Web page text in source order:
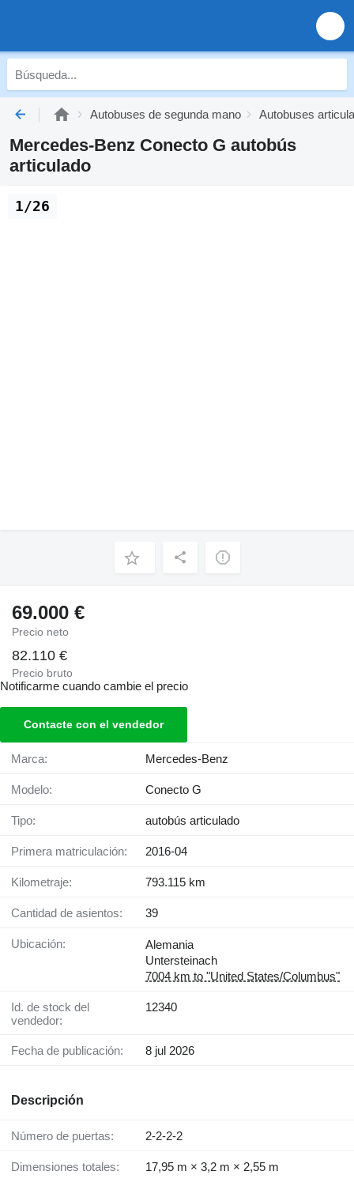
Autobuses de segunda mano Autobuses
Mercedes-Benz Conecto G autobús
articulado
1/26
69.000 €
Precio neto
82.110 €
Precio bruto
Notificarme cuando cambie el precio
Contacte con el vendedor
Marca: Mercedes-Benz
Modelo: Conecto G
Tipo: autobús articulado
Primera matriculación: 2016-04
Kilometraje: 793.115 km
Cantidad de asientos: 39
Ubicación:
Alemania
Untersteinach
7004 km to "United States/Columbus"
Id. de stock del
vendedor:
12340
Fecha de publicación: 8 jul 2026
Descripción
Número de puertas: 2-2-2-2
Dimensiones totales: 17,95 m × 3,2 m × 2,55 m